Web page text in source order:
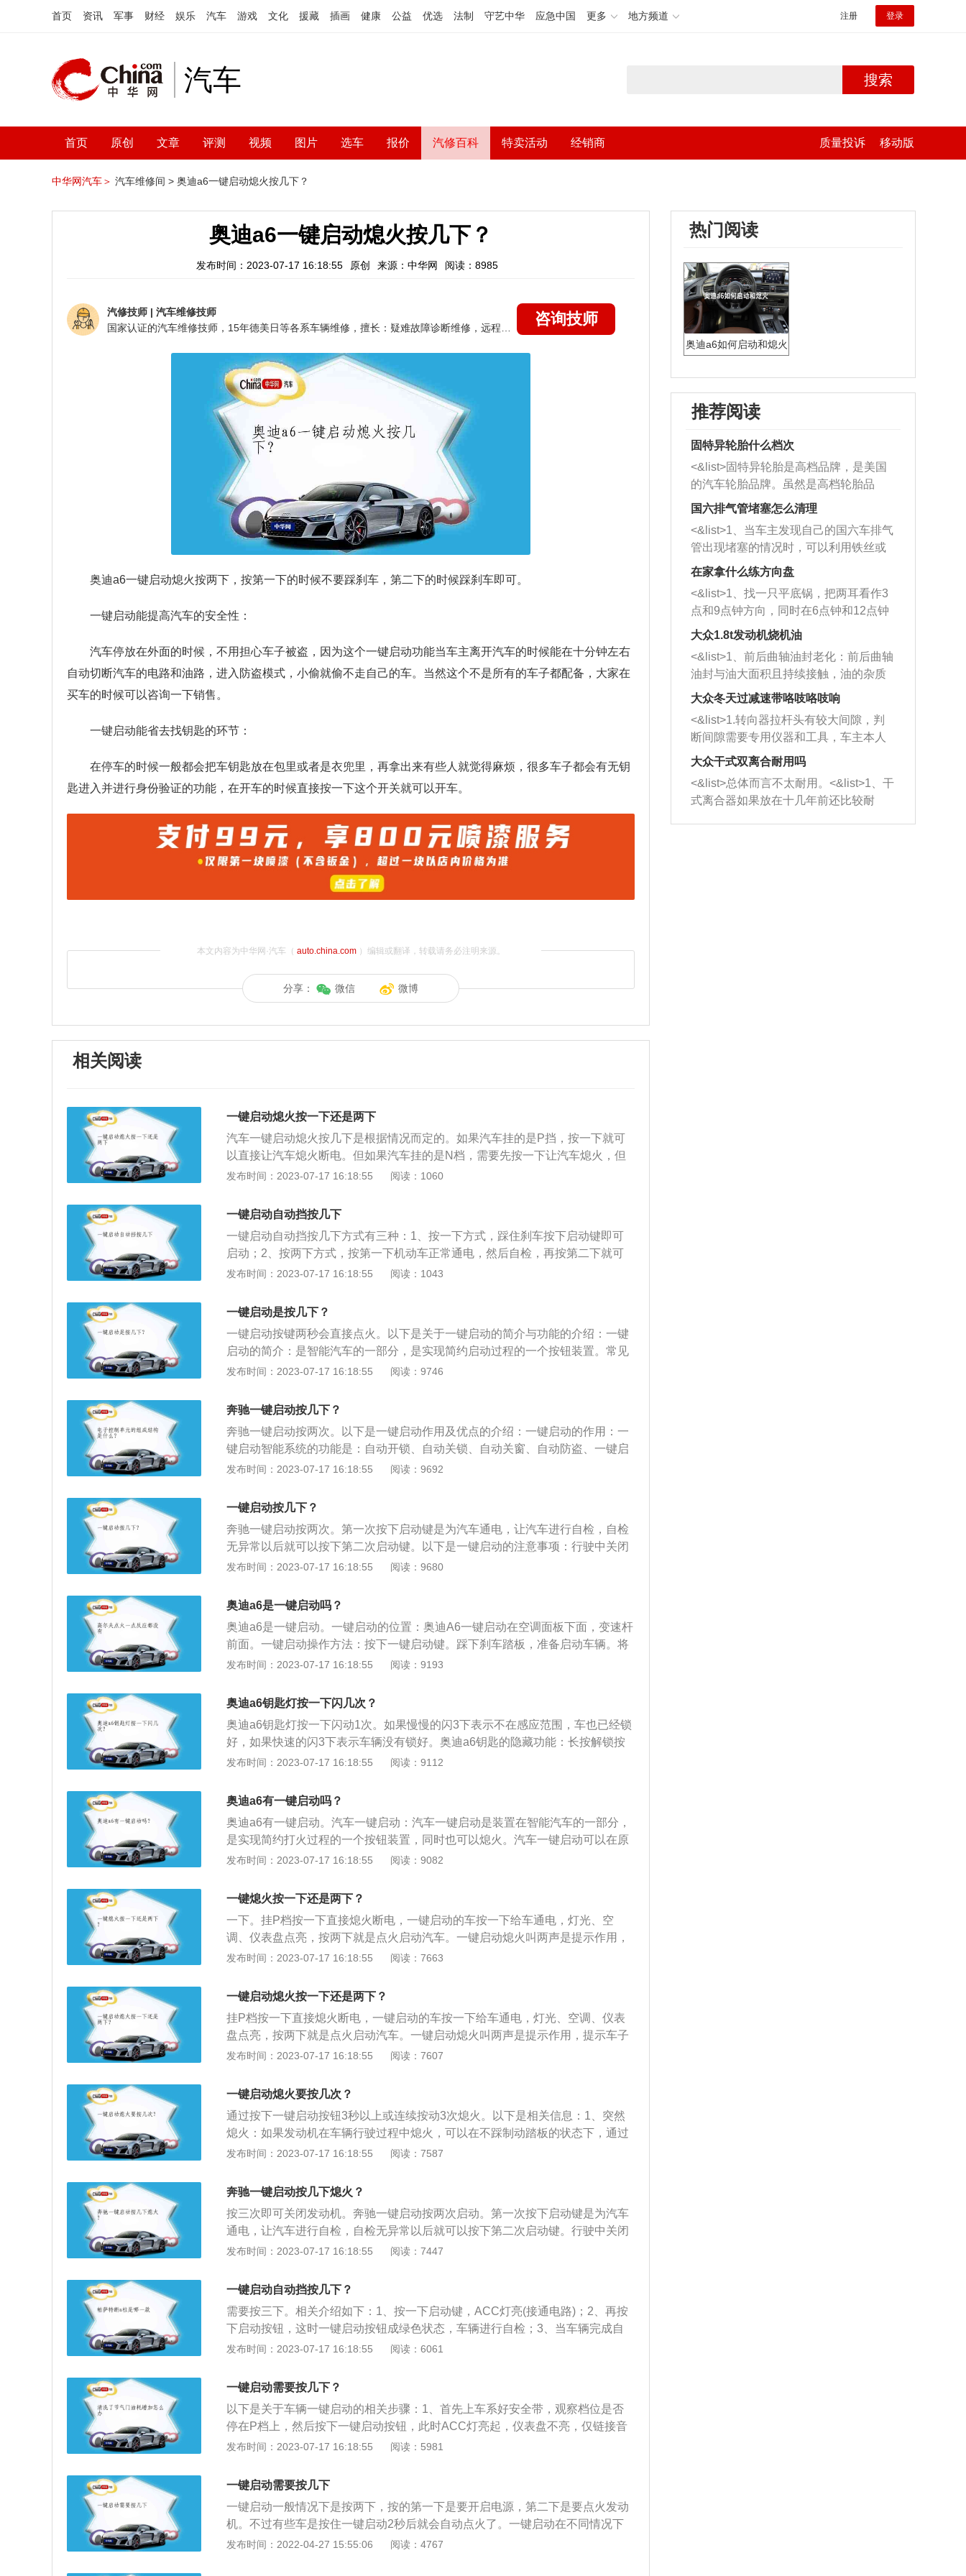
首页 资讯 军事 财经 娱乐 汽车 游戏 文化 援藏 插画 健康 公益 优选 法制 守艺中华 应急中国 更多 地方频道 注册 登录
汽车 搜索
首页 原创 文章 评测 视频 图片 选车 报价 汽修百科 特卖活动 经销商 质量投诉 移动版
中华网汽车＞ 汽车维修间 > 奥迪a6一键启动熄火按几下？
奥迪a6一键启动熄火按几下？
发布时间：2023-07-17 16:18:55 原创 来源：中华网 阅读：8985
汽修技师 | 汽车维修技师
咨询技师
奥迪a6一键启动熄火按两下，按第一下的时候不要踩刹车，第二下的时候踩刹车即可。
一键启动能提高汽车的安全性：
汽车停放在外面的时候，不用担心车子被盗，因为这个一键启动功能当车主离开汽车的时候能在十分钟左右
自动切断汽车的电路和油路，进入防盗模式，小偷就偷不走自己的车。当然这个不是所有的车子都配备，大家在
买车的时候可以咨询一下销售。
一键启动能省去找钥匙的环节：
在停车的时候一般都会把车钥匙放在包里或者是衣兜里，再拿出来有些人就觉得麻烦，很多车子都会有无钥
匙进入并进行身份验证的功能，在开车的时候直接按一下这个开关就可以开车。
本文内容为中华网·汽车（ auto.china.com）编辑或翻译，转载请务必注明来源。
分享： 微信 微博
相关阅读
一键启动熄火按一下还是两下
汽车一键启动熄火按几下是根据情况而定的。如果汽车挂的是P挡，按一下就可
以直接让汽车熄火断电。但如果汽车挂的是N档，需要先按一下让汽车熄火，但
此时车辆不断电，需要调整汽车档位至P档后，再按一下才可断电。但是如果车
动机就会关闭，汽车电源转换到ACC状态。所以，在发生紧急情况时可以采用以
上操作进行紧急制动，避免伤害的发生。一键启动熄火正确步骤：首先踩住刹
车，将车停稳后把汽车档位挂至N档，拉紧手刹。然后再松开脚刹，但是电源不
要关闭，确认好汽车在手刹的作用下可以完全停稳后，继续踩住脚刹，再将汽车
档位拉到P档上。这时候慢慢松开脚刹，再按下一键启动按钮，电源就会关闭，
发布时间：2023-07-17 16:18:55 阅读：1060
一键启动自动挡按几下
一键启动自动挡按几下方式有三种：1、按一下方式，踩住刹车按下启动键即可
启动；2、按两下方式，按第一下机动车正常通电，然后自检，再按第二下就可
以发动车辆（第二下时需踩刹车）；3、按三下方式，按第一下机动车正常通
注意事项：1、当一键启动按钮处于ACC状态时，方向盘会自动开锁，如果不能
正常开锁时，可通过左右转动方向盘同时按下一键启动按钮释放张力解开方向盘
锁；2、当车辆行驶过程中遇到紧急情况时，可通过按一键启动按钮，长按2秒到
3秒以上或连续按动三次关闭发动机，此时电源转化到ACC状态；3、车辆在行驶
过程中发动机熄火，车主可在不踩刹车的状态下，通过变速杆挂入N挡位置并按
发布时间：2023-07-17 16:18:55 阅读：1043
一键启动是按几下？
一键启动按键两秒会直接点火。以下是关于一键启动的简介与功能的介绍：一键
启动的简介：是智能汽车的一部分，是实现简约启动过程的一个按钮装置。常见
的车是按两下，第一下是开启电源，第二下是点火发动机，有些车是直接按住一
源。当发动机未发动时，机油压力开关接通，点亮提示灯，当发动机启动后，机
油压力达到正常时（3.0Kpa左右)通过机油的压力是压力开关断开。所以，当未启
动发动机时，机油指示灯应常亮，启动发动机后，只是灯熄灭这是正常的现
象。 一键启动的功能：避免了丢钥匙、找钥匙的烦恼。
发布时间：2023-07-17 16:18:55 阅读：9746
奔驰一键启动按几下？
奔驰一键启动按两次。以下是一键启动作用及优点的介绍：一键启动的作用：一
键启动智能系统的功能是：自动开锁、自动关锁、自动关窗、自动防盗、一键启
动、一键熄火、行车前自动关锁、停车熄火时自动开锁、开后箱。一键启动的优
门锁会自动上锁进入防盗状态；当车主进入车辆，只需按启动按钮即可，免钥匙
发布时间：2023-07-17 16:18:55 阅读：9692
一键启动按几下？
奔驰一键启动按两次。第一次按下启动键是为汽车通电，让汽车进行自检，自检
无异常以后就可以按下第二次启动键。以下是一键启动的注意事项：行驶中关闭
发动机：在车辆行驶过程中发生紧急情况时，可以通过按下发动机起动/停止按钮
机：如果发动机在车辆行驶过程中熄火，可以在不踩制动踏板的状态下，通过将
变速杆挂入N（空档）位置并按下发动机起动/停止按钮来重新起动发动机。
发布时间：2023-07-17 16:18:55 阅读：9680
奥迪a6是一键启动吗？
奥迪a6是一键启动。一键启动的位置：奥迪A6一键启动在空调面板下面，变速杆
前面。一键启动操作方法：按下一键启动键。踩下刹车踏板，准备启动车辆。将
变速杆置于P档位置。再次按下一键启动键。仪表板的转速表转动，证明车辆已
配备一体式的大灯，竟然还拥有极其稀有的cavial的绿色车漆，时尚的矩阵式LE
D前大灯和雕刻的引擎盖而显得更加庄重。由于尾灯的设计和连接它们的镀铬
条，该车从尾部看上去也特别有吸引力。
发布时间：2023-07-17 16:18:55 阅读：9193
奥迪a6钥匙灯按一下闪几次？
奥迪a6钥匙灯按一下闪动1次。如果慢慢的闪3下表示不在感应范围，车也已经锁
好，如果快速的闪3下表示车辆没有锁好。奥迪a6钥匙的隐藏功能：长按解锁按
键，四个车窗会一起降下；长按锁车按键，四个车窗会一同升起。不过这个功能
动没的原因：常见的原因是汽车钥匙电池电量不够，这种情况下需要更换蓄电池
来解决。如果是在机场或是无线电发射台附近按钥匙以后没有反应，可以将车辆
远离这些地方以后再重新试一下，很有可能是因为信号干扰才影响到汽车钥匙的
控制。此外，若是启动的时候钥匙插进去以后没反应，最好检查启动继电器、启
动保险丝等部位再尝试一下。
发布时间：2023-07-17 16:18:55 阅读：9112
奥迪a6有一键启动吗？
奥迪a6有一键启动。汽车一键启动：汽车一键启动是装置在智能汽车的一部分，
是实现简约打火过程的一个按钮装置，同时也可以熄火。汽车一键启动可以在原
车钥匙锁头的位置改装，也可以独立面板改装。现在很多汽车已经有这个智能设
意义不大，与PKE智能系统配合使用会显示智能改装的必要性。国内生产智能一
键启动厂家已经在100家左右。大部分是从生产防盗器的厂家转型而来，随着市
场需求逐渐上升，一键启动逐渐成为汽车的必装设备，产品价格逐渐回落，渐渐
成为大众化产品，需要有专业的安装人员以便改装顺利实现其各种功能，涉及汽
车电子防盗还需要特殊处理。奥迪a6一键启动的位置：奥迪a6的一键启动开关在
车踏板，准备启动车辆；将变速杆置于P挡位置；再次按下一键启动键；仪表板
的转速表转动，证明车辆已经启动。
发布时间：2023-07-17 16:18:55 阅读：9082
一键熄火按一下还是两下？
一下。挂P档按一下直接熄火断电，一键启动的车按一下给车通电，灯光、空
调、仪表盘点亮，按两下就是点火启动汽车。一键启动熄火叫两声是提示作用，
提示车子已经处于防盗状态，这个是正常现象。以下是一键启动汽车打不着火原
将方向盘从回正状态向一个方向旋转一定角度，方向盘就会进行锁死。在方向盘
锁死状态下，一键启动功能就不能起作用。需要左右转动方向盘同时按下发动机
一键启动按钮释放张力解开方向盘锁。２、智能钥匙没电：当车辆的智能钥匙没
电时，钥匙的发射功率低，会导致车内的感应器感应困难，这时候一键启动就无
法完成点火。
发布时间：2023-07-17 16:18:55 阅读：7663
一键启动熄火按一下还是两下？
挂P档按一下直接熄火断电，一键启动的车按一下给车通电，灯光、空调、仪表
盘点亮，按两下就是点火启动汽车。一键启动熄火叫两声是提示作用，提示车子
已经处于防盗状态，这个是正常现象。以下是一键启动汽车打不着火原因的扩展
从回正状态向一个方向旋转一定角度，方向盘就会进行锁死。在方向盘锁死状态
下，一键启动功能就不能起作用。需要左右转动方向盘同时按下发动机一键启动
按钮释放张力解开方向盘锁。２、智能钥匙没电：当车辆的智能钥匙没电时，钥
匙的发射功率低，会导致车内的感应器感应困难，这时候一键启动就无法完成点
火。
发布时间：2023-07-17 16:18:55 阅读：7607
一键启动熄火要按几次？
通过按下一键启动按钮3秒以上或连续按动3次熄火。以下是相关信息：1、突然
熄火：如果发动机在车辆行驶过程中熄火，可以在不踩制动踏板的状态下，通过
将变速杆挂入N(空档)位置并按下一键启动按钮来重新起动发动机。2、电量不
池，如须使用车辆，可通过机械钥匙打开车门，将智能钥匙插进智能钥匙锁筒启
发布时间：2023-07-17 16:18:55 阅读：7587
奔驰一键启动按几下熄火？
按三次即可关闭发动机。奔驰一键启动按两次启动。第一次按下启动键是为汽车
通电，让汽车进行自检，自检无异常以后就可以按下第二次启动键。行驶中关闭
发动机，在车辆行驶过程中发生紧急情况时，可以通过按下发动机起动/停止按钮
的注意事项：1、行驶中关闭发动机：在车辆行驶过程中发生紧急情况时，可以
通过按下发动机起动/停止按钮3秒以上或连续按动3次关闭发动机，此时电源转换
到ACC状态。2、行驶中起动发动机：如果发动机在车辆行驶过程中熄火，可以
在不踩制动踏板的状态下，通过将变速杆挂入N（空档）位置并按下发动机起动/
停止按钮来重新起动发动机。
发布时间：2023-07-17 16:18:55 阅读：7447
一键启动自动挡按几下？
需要按三下。相关介绍如下：1、按一下启动键，ACC灯亮(接通电路)；2、再按
下启动按钮，这时一键启动按钮成绿色状态，车辆进行自检；3、当车辆完成自
检后，踩下刹车，第三次按下一键启动按钮，这时才正式启动车辆。为什么要让
动润滑油泵，启动燃油泵的过程。并且在ECU启动后，将分布在车子各处的传感
器（压力，温度，转速，电流，电压）信号检索一遍，自检若有问题就用报警电
路里的信号灯显示出来；2、不经自检就是启动车辆，车辆的油泵、发动机同时
会同时启动。发动机的燃油压力还没到达电磁阀口，润滑油还在油底壳里待着，
没有润滑到要运转的机件部位，控制发动机运转的电脑还在启动中，发动机就被
发布时间：2023-07-17 16:18:55 阅读：6061
一键启动需要按几下？
以下是关于车辆一键启动的相关步骤：1、首先上车系好安全带，观察档位是否
停在P档上，然后按下一键启动按钮，此时ACC灯亮起，仪表盘不亮，仅链接音
响电源。按第一次时仅是通电状态，部分多媒体系统功能可以使用。2、然后再
压，然后选择挂前进挡（D档）或者倒挡（R档）。按第二次时空调、压缩机、汽
车玻璃可以升降。3、踩刹车，松手刹，加油即可正常行驶，若第三次不踩刹车
将直接断电。
发布时间：2023-07-17 16:18:55 阅读：5981
一键启动需要按几下
一键启动一般情况下是按两下，按的第一下是要开启电源，第二下是要点火发动
机。不过有些车是按住一键启动2秒后就会自动点火了。一键启动在不同情况下
去按的结果还是不一样的。第一，在车上的话，只按一下就是启动汽车的电源和
发布时间：2022-04-27 15:55:06 阅读：4767
热门阅读
奥迪a6如何启动和熄火
推荐阅读
固特异轮胎什么档次
<&list>固特异轮胎是高档品牌，是美国
的汽车轮胎品牌。虽然是高档轮胎品
牌，但是中高低端的轮胎都有生产，这
也是为了更好的开拓市场。
国六排气管堵塞怎么清理
<&list>1、当车主发现自己的国六车排气
管出现堵塞的情况时，可以利用铁丝或
者是细棍，直接将杂物给取出来，如果
堵塞情况比较严重，也可以采取应急措
施。 <&list>2、直接利用木棍将所有的
杂物推到排气管里面的位置处，然后将
三元催化器拆解开，就可以将堵塞的东
西取出来。但如果是因为积碳过多引起
的堵塞，就需要将三元催化器泡在草酸
洗剂对堵塞的情况得到解决，将清洗剂
放在燃油箱中，与燃油混合后，车辆启
动时，就可以和汽油一起进入到燃烧
室，最后形成废气排出，就可以让三元
催化器得到清洗，排气管堵塞的情况就
能够得到解决。
在家拿什么练方向盘
<&list>1、找一只平底锅，把两耳看作3
点和9点钟方向，同时在6点钟和12点钟
方向做一个标记。 <&list>2、双手握住
一圈半的练习，往右同样也要打相同的
圈数。 <&list>3、最后强调要反复练
习，这样就可以形成肌肉记忆，在真实
驾驶车辆时，不需要记忆也能打好方
向。
大众1.8t发动机烧机油
<&list>1、前后曲轴油封老化：前后曲轴
油封与油大面积且持续接触，油的杂质
和发动机内持续温度变化使其密封效果
逐渐减弱，导致渗油或漏油。<&list>2、
活塞间隙过大：积碳会使活塞环与缸体
的间隙扩大，导致机油流入燃烧室中，
造成烧机油。<&list>3、机油粘度。使用
机油粘度过小的话，同样会有烧机油现
象，机油粘度过小具有很好的流动性，
大众冬天过减速带咯吱咯吱响
<&list>1.转向器拉杆头有较大间隙，判
断间隙需要专用仪器和工具，车主本人
无法制作，需要将车辆送到修理厂或4s
店；<&list>2.车辆半轴套管防尘罩破
裂，破裂后会出现漏油现象，使半轴磨
损严重，磨损的半轴容易损坏，产生异
响；<&list>3.稳定器的转向胶套和球头
大众干式双离合耐用吗
<&list>总体而言不太耐用。<&list>1、干
式离合器如果放在十几年前还比较耐